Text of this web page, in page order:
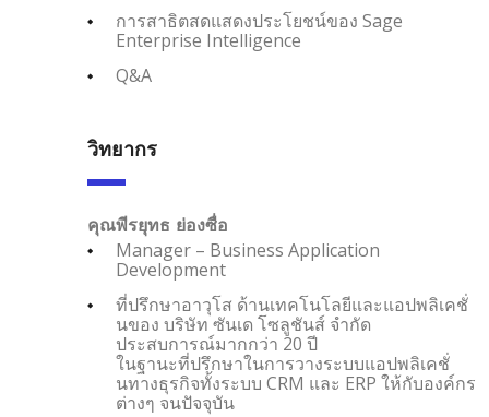
การสาธิตสดแสดงประโยชน์ของ Sage
Enterprise Intelligence
Q&A
วิทยากร
คุณพีรยุทธ ย่องซื่อ
Manager – Business Application
Development
ที่ปรึกษาอาวุโส ด้านเทคโนโลยีและแอปพลิเคชั่
นของ บริษัท ซันเด โซลูชันส์ จำกัด
ประสบการณ์มากกว่า 20 ปี
ในฐานะที่ปรึกษาในการวางระบบแอปพลิเคชั่
นทางธุรกิจทั้งระบบ CRM และ ERP ให้กับองค์กร
ต่างๆ จนปัจจุบัน